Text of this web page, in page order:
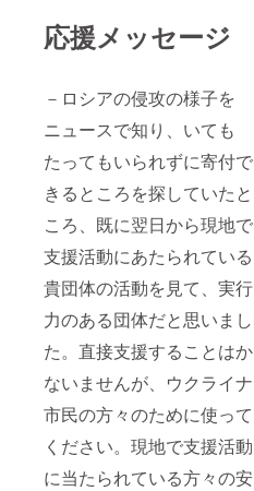
応援メッセージ
－ロシアの侵攻の様子を
ニュースで知り、いても
たってもいられずに寄付で
きるところを探していたと
ころ、既に翌日から現地で
支援活動にあたられている
貴団体の活動を見て、実行
力のある団体だと思いまし
た。直接支援することはか
ないませんが、ウクライナ
市民の方々のために使って
ください。現地で支援活動
に当たられている方々の安